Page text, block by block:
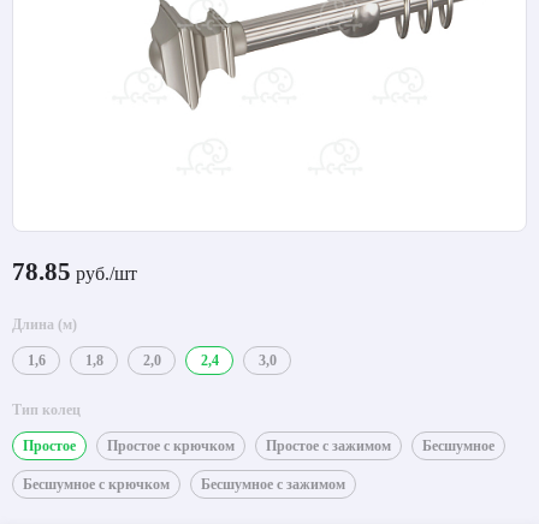
78.85 руб./шт
Длина (м)
1,6 1,8 2,0 2,4 3,0
Тип колец
Простое Простое с крючком Простое с зажимом Бесшумное
Бесшумное с крючком Бесшумное с зажимом